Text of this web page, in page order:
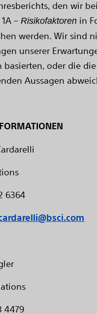
den wir
1A –Risikofaktoren in
werden. Wir sind
unserer
basierten, oder die
Aussagen
6364
4479